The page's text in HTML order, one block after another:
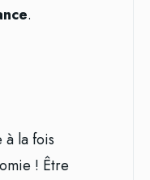
.
à la fois
! Être